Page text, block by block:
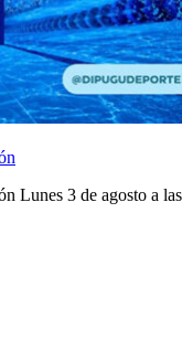
Lunes 3 de agosto a las